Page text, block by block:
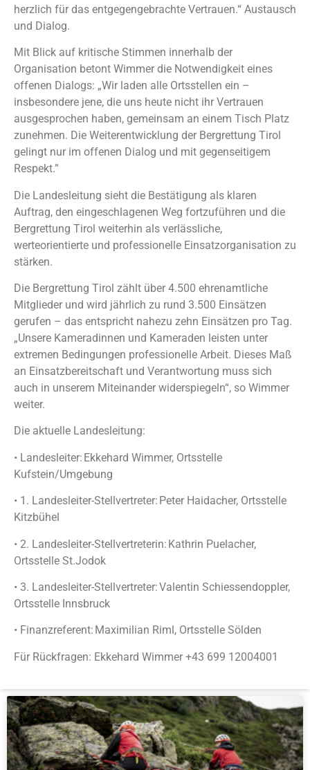
herzlich für das entgegengebrachte Vertrauen.“ Austausch
und Dialog.
Mit Blick auf kritische Stimmen innerhalb der
Organisation betont Wimmer die Notwendigkeit eines
offenen Dialogs: „Wir laden alle Ortsstellen ein –
insbesondere jene, die uns heute nicht ihr Vertrauen
ausgesprochen haben, gemeinsam an einem Tisch Platz
zunehmen. Die Weiterentwicklung der Bergrettung Tirol
gelingt nur im offenen Dialog und mit gegenseitigem
Respekt.”
Die Landesleitung sieht die Bestätigung als klaren
Auftrag, den eingeschlagenen Weg fortzuführen und die
Bergrettung Tirol weiterhin als verlässliche,
werteorientierte und professionelle Einsatzorganisation zu
stärken.
Die Bergrettung Tirol zählt über 4.500 ehrenamtliche
Mitglieder und wird jährlich zu rund 3.500 Einsätzen
gerufen – das entspricht nahezu zehn Einsätzen pro Tag.
„Unsere Kameradinnen und Kameraden leisten unter
extremen Bedingungen professionelle Arbeit. Dieses Maß
an Einsatzbereitschaft und Verantwortung muss sich
auch in unserem Miteinander widerspiegeln“, so Wimmer
weiter.
Die aktuelle Landesleitung:
• Landesleiter: Ekkehard Wimmer, Ortsstelle
Kufstein/Umgebung
• 1. Landesleiter-Stellvertreter: Peter Haidacher, Ortsstelle
Kitzbühel
• 2. Landesleiter-Stellvertreterin: Kathrin Puelacher,
Ortsstelle St.Jodok
• 3. Landesleiter-Stellvertreter: Valentin Schiessendoppler,
Ortsstelle Innsbruck
• Finanzreferent: Maximilian Riml, Ortsstelle Sölden
Für Rückfragen: Ekkehard Wimmer +43 699 12004001